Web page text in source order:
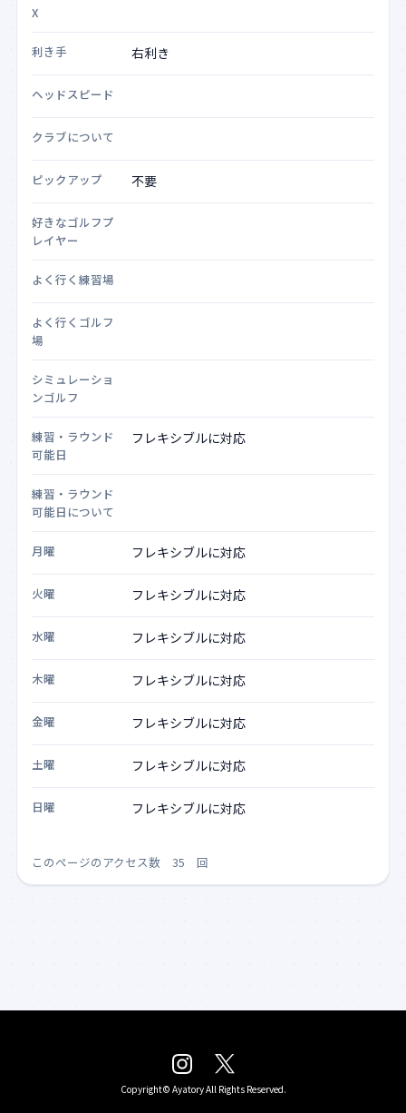
X
利き手
ヘッドスピード
クラブについて
ピックアップ
好きなゴルフプ
レイヤー
よく行く練習場
よく行くゴルフ
場
シミュレーショ
ンゴルフ
練習・ラウンド
可能日
練習・ラウンド
可能日について
月曜
火曜
水曜
木曜
金曜
土曜
日曜
このページのアクセス数 35 回
Copyright© AyatoryAll Rights Reserved.